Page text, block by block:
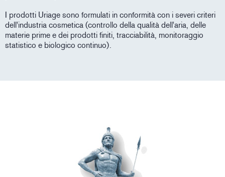
I prodotti Uriage sono formulati in conformità con i severi criteri
dell'industria cosmetica (controllo della qualità dell'aria, delle
materie prime e dei prodotti finiti, tracciabilità, monitoraggio
statistico e biologico continuo).